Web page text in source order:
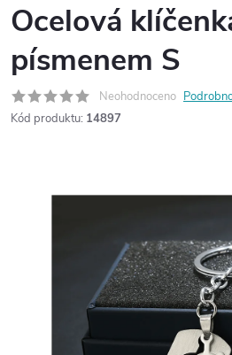
Ocelová
písmenem S
Neohodnoceno
Kód produktu: 14897